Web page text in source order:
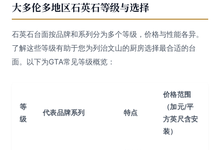
大多伦多地区石英石等级与选择
石英石台面按品牌和系列分为多个等级，价格与性能各异。
了解这些等级有助于您为列治文山的厨房选择最合适的台
面。以下为GTA常见等级概览：
等
级
代表品牌系列 特点
价格范围
（加元/平
方英尺含安
装）